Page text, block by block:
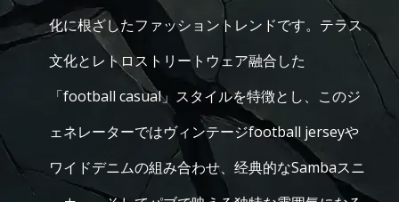
化に根ざしたファッショントレンドです。テラス
文化とレトロストリートウェア融合した
「football casual」スタイルを特徴とし、このジ
ェネレーターではヴィンテージfootball jerseyや
ワイドデニムの組み合わせ、经典的なSambaスニ